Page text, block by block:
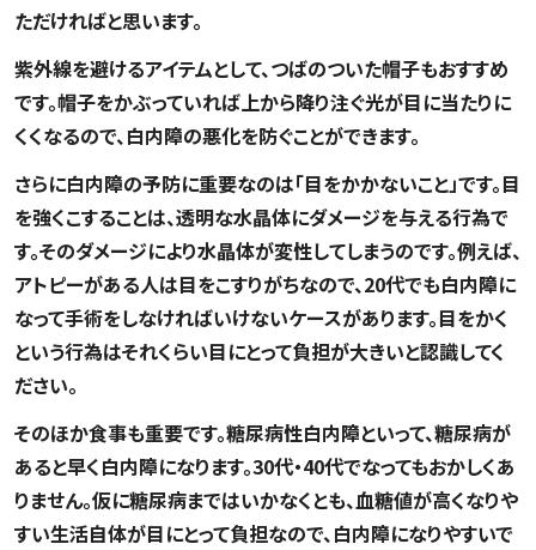
ただければと思います。
紫外線を避けるアイテムとして、つばのついた帽子もおすすめ
です。帽子をかぶっていれば上から降り注ぐ光が目に当たりに
くくなるので、白内障の悪化を防ぐことができます。
さらに白内障の予防に重要なのは「目をかかないこと」です。目
を強くこすることは、透明な水晶体にダメージを与える行為で
す。そのダメージにより水晶体が変性してしまうのです。例えば、
アトピーがある人は目をこすりがちなので、20代でも白内障に
なって手術をしなければいけないケースがあります。目をかく
という行為はそれくらい目にとって負担が大きいと認識してく
ださい。
そのほか食事も重要です。糖尿病性白内障といって、糖尿病が
あると早く白内障になります。30代・40代でなってもおかしくあ
りません。仮に糖尿病まではいかなくとも、血糖値が高くなりや
すい生活自体が目にとって負担なので、白内障になりやすいで